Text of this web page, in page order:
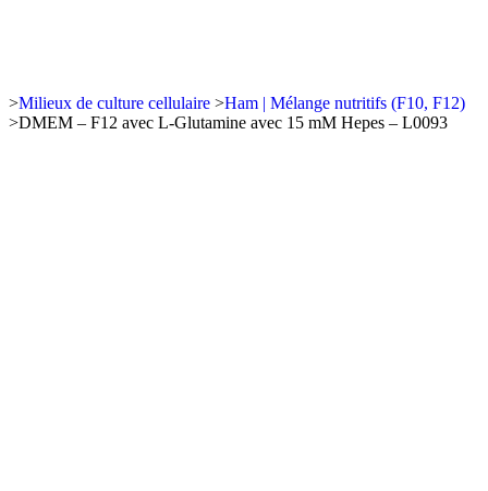
>Milieux de culture cellulaire >Ham | Mélange nutritifs (F10, F12)
>DMEM – F12 avec L-Glutamine avec 15 mM Hepes – L0093